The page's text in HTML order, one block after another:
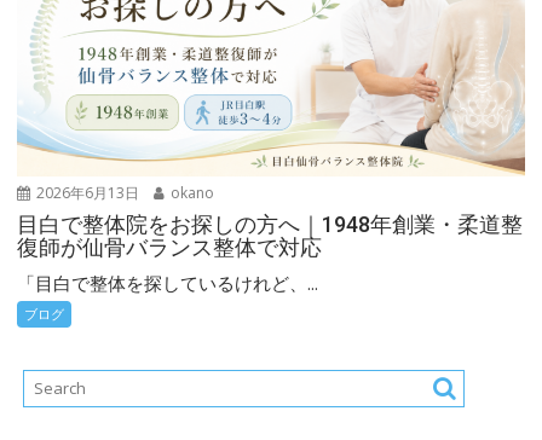
2026年6月13日 okano
目白で整体院をお探しの方へ｜1948年創業・柔道整
復師が仙骨バランス整体で対応
「目白で整体を探しているけれど、...
ブログ